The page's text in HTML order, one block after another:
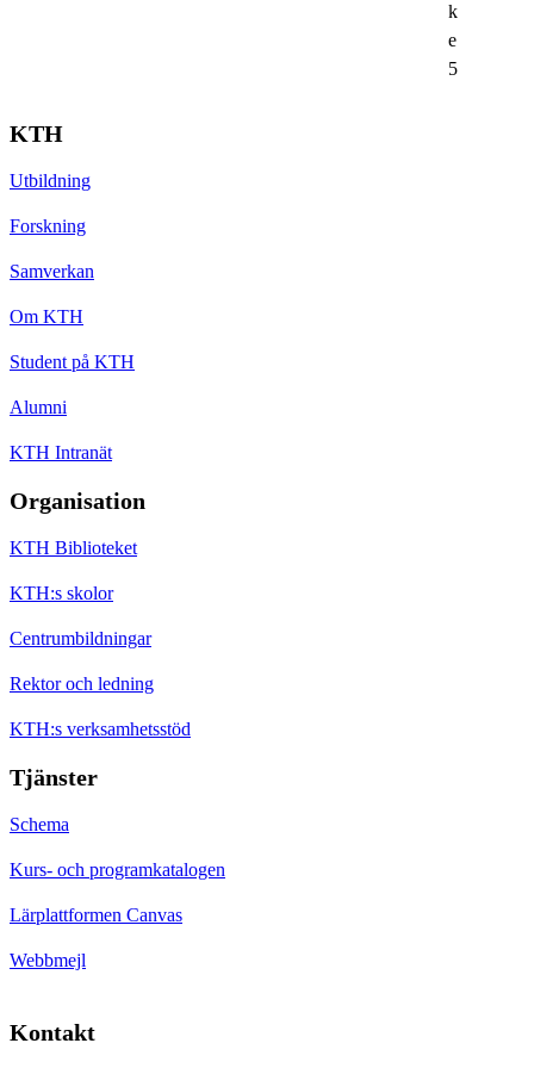
k
e
5
KTH
Utbildning
Forskning
Samverkan
Om KTH
Student på KTH
Alumni
KTH Intranät
Organisation
KTH Biblioteket
KTH:s skolor
Centrumbildningar
Rektor och ledning
KTH:s verksamhetsstöd
Tjänster
Schema
Kurs- och programkatalogen
Lärplattformen Canvas
Webbmejl
Kontakt